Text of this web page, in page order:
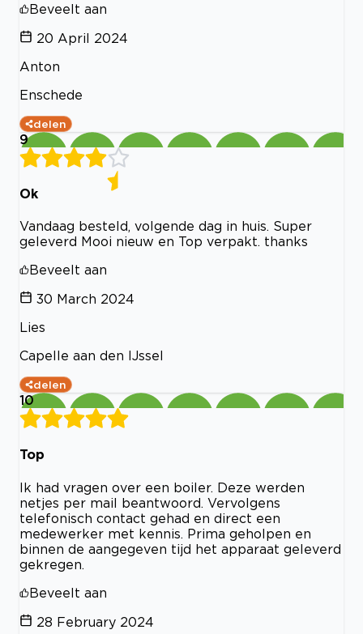
Beveelt aan
20 April 2024
Anton
Enschede
delen
9
Ok
Vandaag besteld, volgende dag in huis. Super
geleverd Mooi nieuw en Top verpakt. thanks
Beveelt aan
30 March 2024
Lies
Capelle aan den IJssel
delen
10
Top
Ik had vragen over een boiler. Deze werden
netjes per mail beantwoord. Vervolgens
telefonisch contact gehad en direct een
medewerker met kennis. Prima geholpen en
binnen de aangegeven tijd het apparaat geleverd
gekregen.
Beveelt aan
28 February 2024